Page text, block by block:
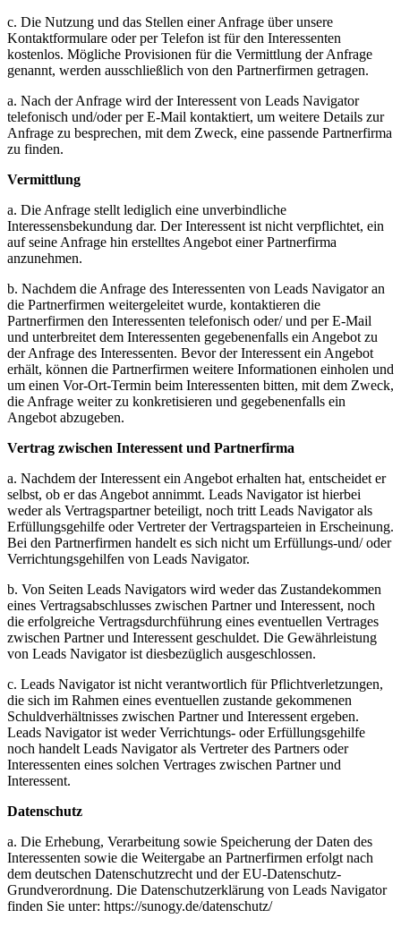
c. Die Nutzung und das Stellen einer Anfrage über unsere
Kontaktformulare oder per Telefon ist für den Interessenten
kostenlos. Mögliche Provisionen für die Vermittlung der Anfrage
genannt, werden ausschließlich von den Partnerfirmen getragen.
a. Nach der Anfrage wird der Interessent von Leads Navigator
telefonisch und/oder per E-Mail kontaktiert, um weitere Details zur
Anfrage zu besprechen, mit dem Zweck, eine passende Partnerfirma
zu finden.
Vermittlung
a. Die Anfrage stellt lediglich eine unverbindliche
Interessensbekundung dar. Der Interessent ist nicht verpflichtet, ein
auf seine Anfrage hin erstelltes Angebot einer Partnerfirma
anzunehmen.
b. Nachdem die Anfrage des Interessenten von Leads Navigator an
die Partnerfirmen weitergeleitet wurde, kontaktieren die
Partnerfirmen den Interessenten telefonisch oder/ und per E-Mail
und unterbreitet dem Interessenten gegebenenfalls ein Angebot zu
der Anfrage des Interessenten. Bevor der Interessent ein Angebot
erhält, können die Partnerfirmen weitere Informationen einholen und
um einen Vor-Ort-Termin beim Interessenten bitten, mit dem Zweck,
die Anfrage weiter zu konkretisieren und gegebenenfalls ein
Angebot abzugeben.
Vertrag zwischen Interessent und Partnerfirma
a. Nachdem der Interessent ein Angebot erhalten hat, entscheidet er
selbst, ob er das Angebot annimmt. Leads Navigator ist hierbei
weder als Vertragspartner beteiligt, noch tritt Leads Navigator als
Erfüllungsgehilfe oder Vertreter der Vertragsparteien in Erscheinung.
Bei den Partnerfirmen handelt es sich nicht um Erfüllungs-und/ oder
Verrichtungsgehilfen von Leads Navigator.
b. Von Seiten Leads Navigators wird weder das Zustandekommen
eines Vertragsabschlusses zwischen Partner und Interessent, noch
die erfolgreiche Vertragsdurchführung eines eventuellen Vertrages
zwischen Partner und Interessent geschuldet. Die Gewährleistung
von Leads Navigator ist diesbezüglich ausgeschlossen.
c. Leads Navigator ist nicht verantwortlich für Pflichtverletzungen,
die sich im Rahmen eines eventuellen zustande gekommenen
Schuldverhältnisses zwischen Partner und Interessent ergeben.
Leads Navigator ist weder Verrichtungs- oder Erfüllungsgehilfe
noch handelt Leads Navigator als Vertreter des Partners oder
Interessenten eines solchen Vertrages zwischen Partner und
Interessent.
Datenschutz
a. Die Erhebung, Verarbeitung sowie Speicherung der Daten des
Interessenten sowie die Weitergabe an Partnerfirmen erfolgt nach
dem deutschen Datenschutzrecht und der EU-Datenschutz-
Grundverordnung. Die Datenschutzerklärung von Leads Navigator
finden Sie unter: https://sunogy.de/datenschutz/